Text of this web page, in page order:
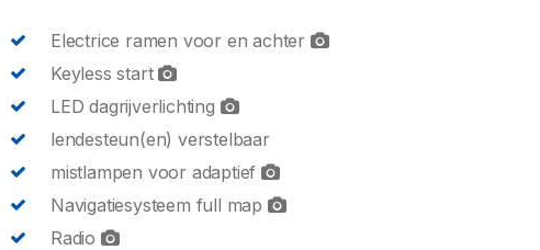
Electrice ramen voor en achter
Keyless start
LED dagrijverlichting
lendesteun(en) verstelbaar
mistlampen voor adaptief
Navigatiesysteem full map
Radio